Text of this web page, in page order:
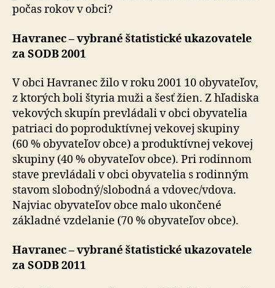
počas rokov v obci?
Havranec – vybrané štatistické ukazovatele
za SODB 2001
V obci Havranec žilo v roku 2001 10 obyvateľov,
z ktorých boli štyria muži a šesť žien. Z hľadiska
vekových skupín prevládali v obci obyvatelia
patriaci do poproduktívnej vekovej skupiny
(60 % obyvateľov obce) a produktívnej vekovej
skupiny (40 % obyvateľov obce). Pri rodinnom
stave prevládali v obci obyvatelia s rodinným
stavom slobodný/slobodná a vdovec/vdova.
Najviac obyvateľov obce malo ukončené
základné vzdelanie (70 % obyvateľov obce).
Havranec – vybrané štatistické ukazovatele
za SODB 2011